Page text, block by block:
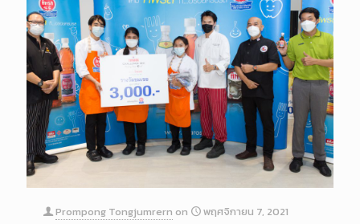
Prompong Tongjumrern on
พฤศจิกายน 7, 2021